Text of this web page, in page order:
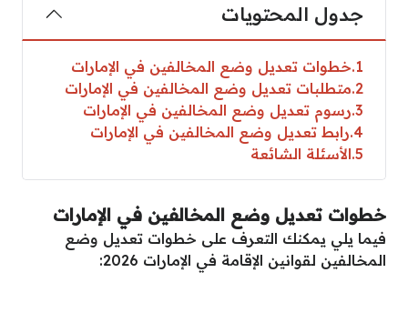
جدول المحتويات
1 خطوات تعديل وضع المخالفين في الإمارات
2 متطلبات تعديل وضع المخالفين في الإمارات
3 رسوم تعديل وضع المخالفين في الإمارات
4 رابط تعديل وضع المخالفين في الإمارات
5 الأسئلة الشائعة
خطوات تعديل وضع المخالفين في الإمارات
فيما يلي يمكنك التعرف على خطوات تعديل وضع
المخالفين لقوانين الإقامة في الإمارات 2026: